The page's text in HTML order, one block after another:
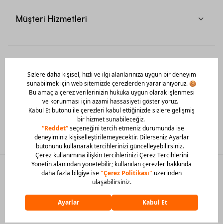
Müşteri Hizmetleri
Mobil Uygulamamızı Hemen İndir!
© 2026 Barcin Tüm Hakları Saklıdır
Sitedeki görsel materyaller izinsiz kullanılamaz.